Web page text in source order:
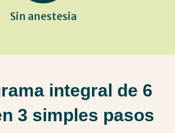
Sin anestesia
integral de 6
3 simples pasos